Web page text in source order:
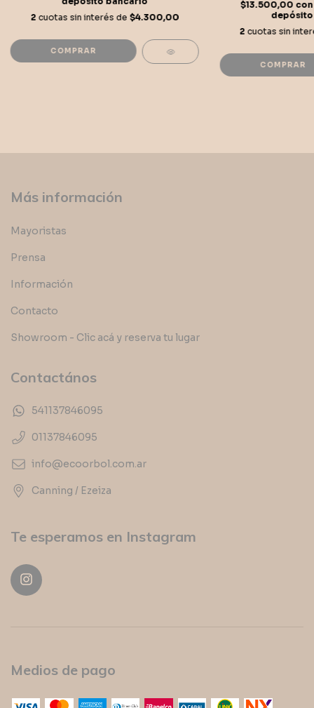
2 cuotas sin interés de $4.300,00
COMPRAR
$13.500,00 con
2 cuotas sin
Más información
Mayoristas
Prensa
Información
Contacto
Showroom - Clic acá y reserva tu lugar
Contactános
541137846095
01137846095
info@ecoorbol.com.ar
Canning / Ezeiza
Te esperamos en Instagram
Medios de pago